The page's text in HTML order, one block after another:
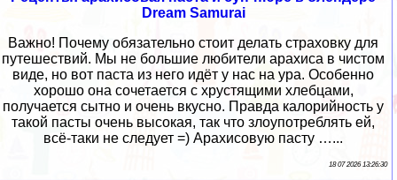
Dream Samurai
Важно! Почему обязательно стоит делать страховку для
путешествий. Мы не большие любители арахиса в чистом
виде, но вот паста из него идёт у нас на ура. Особенно
хорошо она сочетается с хрустящими хлебцами,
получается сытно и очень вкусно. Правда калорийность у
такой пасты очень высокая, так что злоупотреблять ей,
всё-таки не следует =) Арахисовую пасту …...
18 07 2026 13:26:30